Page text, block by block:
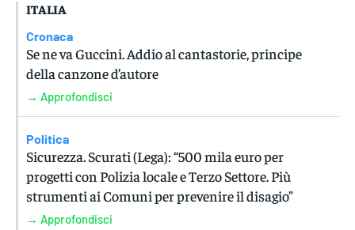
ITALIA
Cronaca
Se ne va Guccini. Addio al cantastorie, principe
della canzone d’autore
→ Approfondisci
Politica
Sicurezza. Scurati (Lega): “500 mila euro per
progetti con Polizia locale e Terzo Settore. Più
strumenti ai Comuni per prevenire il disagio”
→ Approfondisci